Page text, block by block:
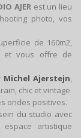
AJER est un lieu
photo, vos
de 160m2,
et vous offre de
Michel Ajerstejn
chic et vintage
ondes positives.
du studio avec
artistique